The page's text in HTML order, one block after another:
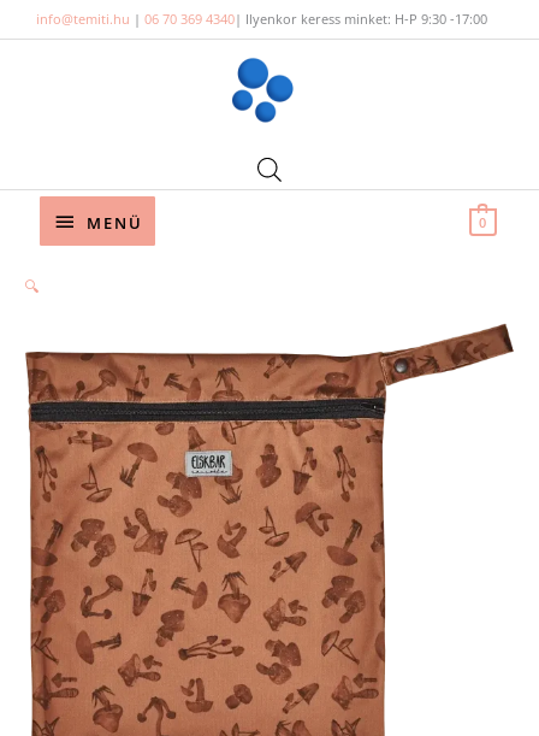
to
info@temiti.hu | 06 70 369 4340| Ilyenkor keress minket: H-P 9:30 -17:00
Below
MENÜ 0
🔍